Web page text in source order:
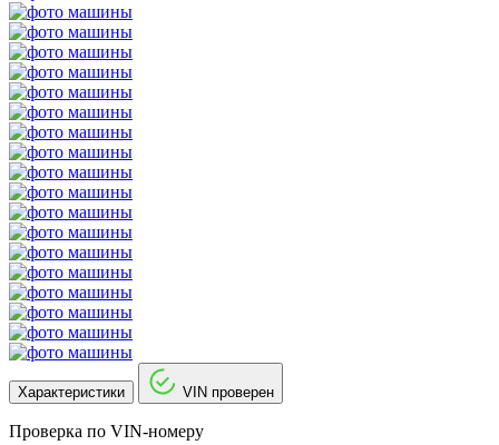
Характеристики VIN проверен
Проверка по VIN-номеру